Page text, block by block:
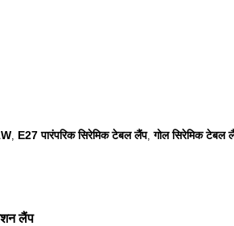
, E27 पारंपरिक सिरेमिक टेबल लैंप,गोल सिरेमिक टेबल
लैंप